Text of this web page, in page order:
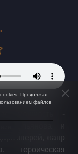
зверей, жанр
героическая
cookies. Продолжая
файлов